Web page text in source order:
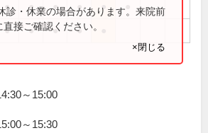
● ● ● ● ●
● ● ● ●
診・休業の場合があります。来院前
接ご確認ください。
×閉じる
～15:00
～15:30